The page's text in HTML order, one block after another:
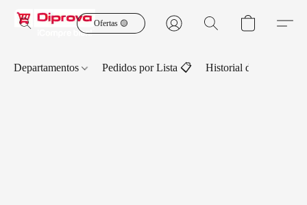
Ofertas 🟡
Departamentos Pedidos por Lista 📋 Historial de Pedidos